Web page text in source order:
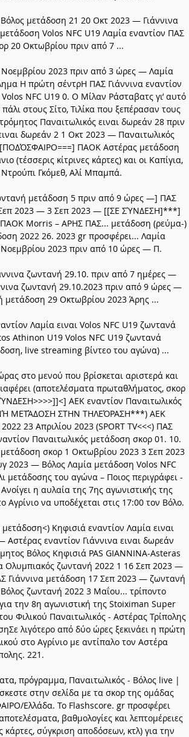
μετάδοση 21 20 Οκτ 2023 — Γιάννινα
Volos NFC U19 Λαμία εναντίον ΠΑΣ
20 Οκτωβρίου πριν από 7 ...
2023 πριν από 3 ώρες — Λαμία
Η πρώτη σέντρΗ ΠΑΣ Γιάννινα εναντίον
NFC U19 0. Ο Μίλαν Ράσταβατς γι’ αυτό
στους Σίτο, Τιλίκα που ξεπέρασαν τους
Παναιτωλικός ειναι δωρεάν 28 πριν
δωρεάν 2 1 Οκτ 2023 — Παναιτωλικός
[ΠΟΔΌΣΦΑΙΡΟ===] ΠΑΟΚ Αστέρας μετάδοση
(τέσσερις κίτρινες κάρτες) και οι Καπίγια,
Γκόμεθ, Αλί Μπαμπά.
μετάδοση 5 πριν από 9 ώρες —] ΠΑΣ
2023 — 3 Σεπ 2023 — [[ΣΕ ΣΎΝΔΕΣΗ]***]
Morris – ΑΡΗΣ ΠΑΣ... μετάδοση (ρεύμα-)
2022 26. 2023 gr προσφέρει... Λαμία
2023 πριν από 10 ώρες — Π.
ζωντανή 29.10. πριν από 7 ημέρες —
ζωντανή 29.10.2023 πριν από 9 ώρες —
μετάδοση 29 Οκτωβρίου 2023 Άρης ...
Λαμία ειναι Volos NFC U19 ζωντανά
Athinon U19 Volos NFC U19 ζωντανά
live streaming βίντεο του αγώνα) ...
στο μενού που βρίσκεται αριστερά και
(αποτελέσματα πρωταθλήματος, σκορ
ΑΕΚ εναντίον Παναιτωλικός
ΜΕΤΆΔΟΣΗ ΣΤΗΝ ΤΗΛΕΌΡΑΣΗ***) ΑΕΚ
23 Απριλίου 2023 (SPORT TV<<<) ΠΑΣ
Παναιτωλικός μετάδοση σκορ 01. 10.
σκορ 1 Οκτωβρίου 2023 3 Σεπ 2023
2023 — Βόλος Λαμία μετάδοση Volos NFC
μετάδοσης του αγώνα – Ποιος περιγράφει -
η αυλαία της 7ης αγωνιστικής της
να υποδέχεται στις 17:00 τον Βόλο.
Κηφισιά εναντίον Λαμία ειναι
εναντίον Γιάννινα ειναι δωρεάν
Βόλος Κηφισιά PAS GIANNINA-Asteras
Ολυμπιακός ζωντανή 2022 1 16 Σεπ 2023 —
Γιάννινα μετάδοση 17 Σεπ 2023 — ζωντανή
ζωντανή 2022 3 Μαΐου... τρίποντο
την 8η αγωνιστική της Stoiximan Super
Φιλικού Παναιτωλικός - Αστέρας Τρίπολης
λιγότερο από δύο ώρες ξεκινάει η πρώτη
στο Αγρίνιο με αντίπαλο τον Αστέρα
221.
πρόγραμμα, Παναιτωλικός - Βόλος live |
στην σελίδα με τα σκορ της ομάδας
Ελλάδα. Το Flashscore. gr προσφέρει
βαθμολογίες και λεπτομέρειες
κάρτες, σύγκριση αποδόσεων, κτλ) για την